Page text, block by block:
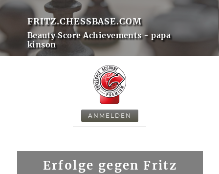
FRITZ.CHESSBASE.COM
Beauty Score Achievements - papa
kinson
ANMELDEN
Erfolge gegen Fritz